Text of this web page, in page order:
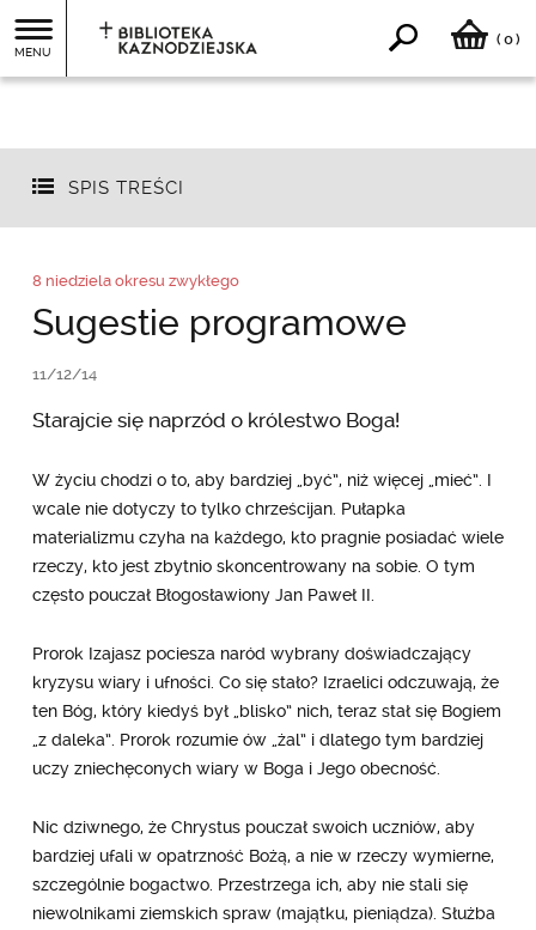
MENU
( 0)
SPIS TREŚCI
8 niedziela okresu zwykłego
Sugestie programowe
11/12/14
Starajcie się naprzód o królestwo Boga!
W życiu chodzi o to, aby bardziej „być”, niż więcej „mieć”. I
wcale nie dotyczy to tylko chrześcijan. Pułapka
materializmu czyha na każdego, kto pragnie posiadać wiele
rzeczy, kto jest zbytnio skoncentrowany na sobie. O tym
często pouczał Błogosławiony Jan Paweł II.
Prorok Izajasz pociesza naród wybrany doświadczający
kryzysu wiary i ufności. Co się stało? Izraelici odczuwają, że
ten Bóg, który kiedyś był „blisko” nich, teraz stał się Bogiem
„z daleka”. Prorok rozumie ów „żal” i dlatego tym bardziej
uczy zniechęconych wiary w Boga i Jego obecność.
Nic dziwnego, że Chrystus pouczał swoich uczniów, aby
bardziej ufali w opatrzność Bożą, a nie w rzeczy wymierne,
szczególnie bogactwo. Przestrzega ich, aby nie stali się
niewolnikami ziemskich spraw (majątku, pieniądza). Służba